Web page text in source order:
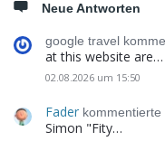
Neue Antworten
google travel
at this website are…
02.08.2026 um 15:50
Fader kommentierte
Simon "Fity…